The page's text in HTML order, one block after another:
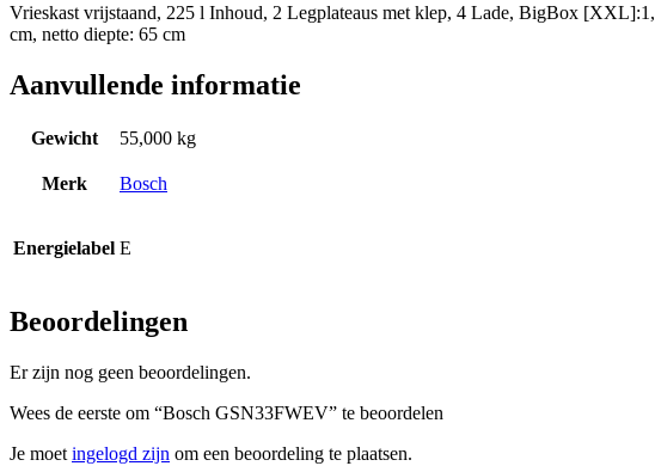
Vrieskast vrijstaand, 225 l Inhoud, 2 Legplateaus met klep, 4 Lade, BigBox
cm, netto diepte: 65 cm
Aanvullende informatie
Gewicht 55,000 kg
Merk Bosch
Energielabel E
Beoordelingen
Er zijn nog geen beoordelingen.
Wees de eerste om “Bosch GSN33FWEV” te beoordelen
Je moet ingelogd zijn om een beoordeling te plaatsen.